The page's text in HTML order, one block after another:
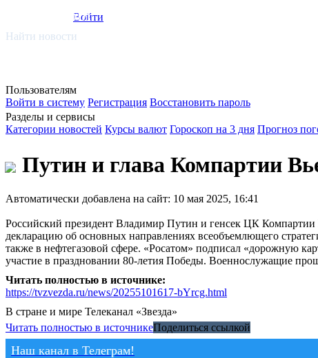
smi.mobi
Войти
Найти новости
Пользователям
Войти в систему Регистрация Восстановить пароль
Разделы и сервисы
Категории новостей Курсы валют Гороскоп на 3 дня Прогноз
Путин и глава Компартии
Автоматически добавлена на сайт: 10 мая 2025, 16:41
Российский президент Владимир Путин и генсек ЦК
декларацию об основных направлениях всеобъемлющего
также в нефтегазовой сфере. «Росатом» подписал «дорожную
участие в праздновании 80-летия Победы. Военнослужащие
Читать полностью в источнике:
https://tvzvezda.ru/news/20255101617-bYrcg.html
В стране и мире Телеканал «Звезда»
Читать полностью в источникеПоделиться ссылкой
Наш канал в Телеграм!